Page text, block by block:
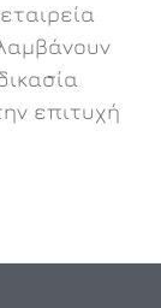
επιτυχή